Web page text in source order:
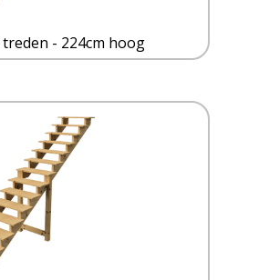
treden - 224cm hoog